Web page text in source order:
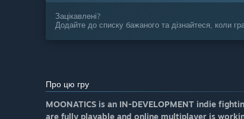
Зацікавлені?
Додайте до списку бажаного та дізнайтеся, коли
Про цю гру
MOONATICS is an IN-DEVELOPMENT indie
are fully playable and online multiplayer is